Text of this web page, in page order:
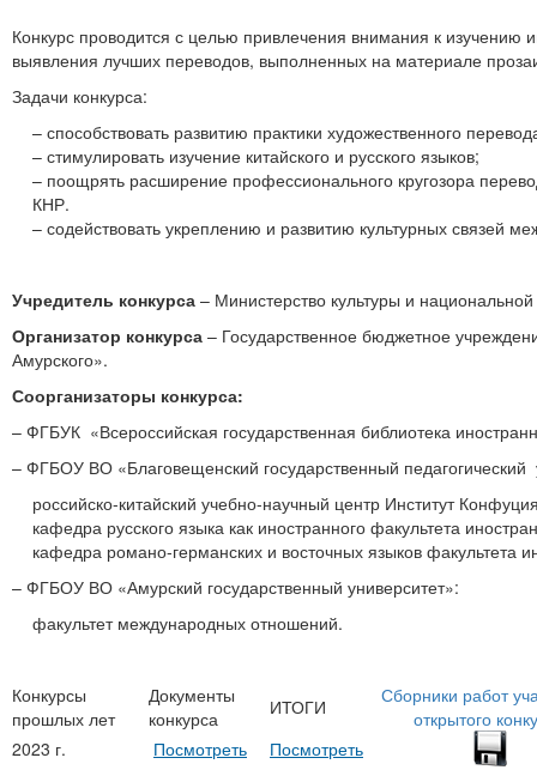
Конкурс проводится с целью привлечения внимания к изучению
выявления лучших переводов, выполненных на материале
Задачи конкурса:
– способствовать развитию практики художественного
– стимулировать изучение китайского и русского языков;
– поощрять расширение профессионального кругозора
КНР.
– содействовать укреплению и развитию культурных связей
Учредитель конкурса – Министерство культуры и
Организатор конкурса – Государственное бюджетное
Амурского».
Соорганизаторы конкурса:
– ФГБУК «Всероссийская государственная библиотека
– ФГБОУ ВО «Благовещенский государственный педагогический
российско-китайский учебно-научный центр Институт
кафедра русского языка как иностранного факультета
кафедра романо-германских и восточных языков факультета
– ФГБОУ ВО «Амурский государственный университет»:
факультет международных отношений.
Конкурсы
прошлых лет
Документы
конкурса
ИТОГИ
Сборники работ
открытого
2023 г.
Посмотреть Посмотреть